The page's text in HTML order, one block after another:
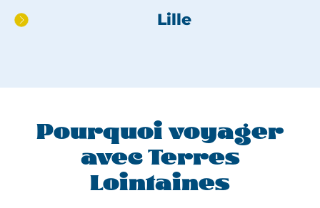
Lille
Pourquoi voyager
avec Terres
Lointaines